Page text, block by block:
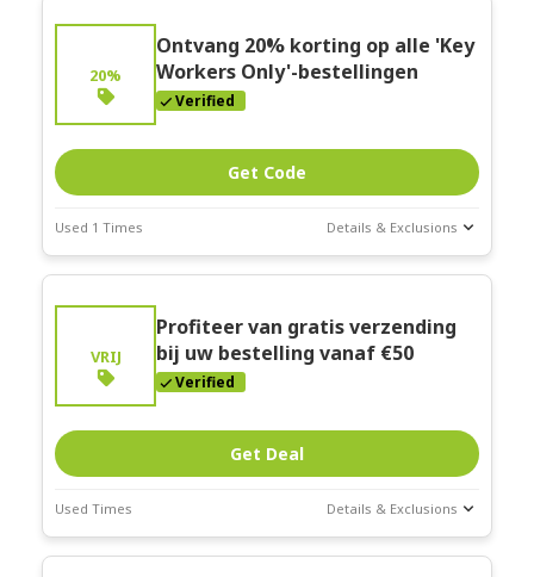
Expires:
20%
Ontvang 20% ​​korting op alle 'Key
Workers Only'-bestellingen
Verified
Get Code
Used 1 Times Details & Exclusions
Deal Stats
Expires:
VRIJ
Profiteer van gratis verzending
bij uw bestelling vanaf €50
Verified
Get Deal
Used Times Details & Exclusions
Deal Stats